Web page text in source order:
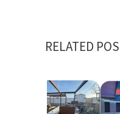
RELATED